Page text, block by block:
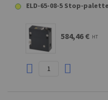
ELD-65-08-5 Stop-
584,46 € HT